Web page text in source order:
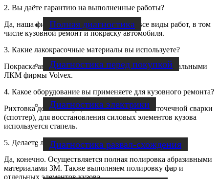
Полная диагностика
Диагностика перед покупкой
Диагностика электрики
Диагностика развал-схождения
2. Вы даёте гарантию на выполненные работы?
Да, наша фирма даёт гарантию 1 год на все виды работ, в том
числе кузовной ремонт и покраску автомобиля.
3. Какие лакокрасочные материалы вы используете?
Покраска автомобилей осуществляется профессиональными
ЛКМ фирмы Volvex.
4. Какое оборудование вы применяете для кузовного ремонта?
Рихтовка деталей осуществляется аппаратом точечной сварки
(споттер), для восстановления силовых элементов кузова
используется стапель.
5. Делаете ли вы полировку кузова после покраски?
Да, конечно. Осуществляется полная полировка абразивными
материалами 3М. Также выполняем полировку фар и
отдельных элементов кузова.